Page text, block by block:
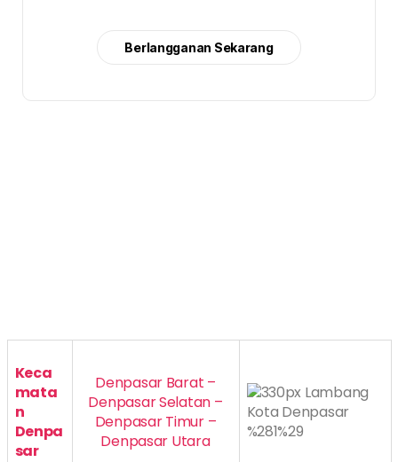
Berlangganan Sekarang
Keca
mata
n
Denpa
sar
Denpasar Barat –
Denpasar Selatan –
Denpasar Timur –
Denpasar Utara